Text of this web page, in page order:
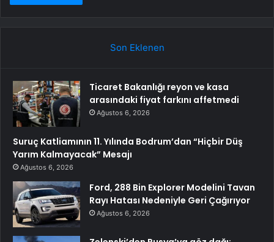
Son Eklenen
Ticaret Bakanlığı reyon ve kasa
arasındaki fiyat farkını affetmedi
Ağustos 6, 2026
Suruç Katliamının 11. Yılında Bodrum’dan “Hiçbir Düş
Yarım Kalmayacak” Mesajı
Ağustos 6, 2026
Ford, 288 Bin Explorer Modelini Tavan
Rayı Hatası Nedeniyle Geri Çağırıyor
Ağustos 6, 2026